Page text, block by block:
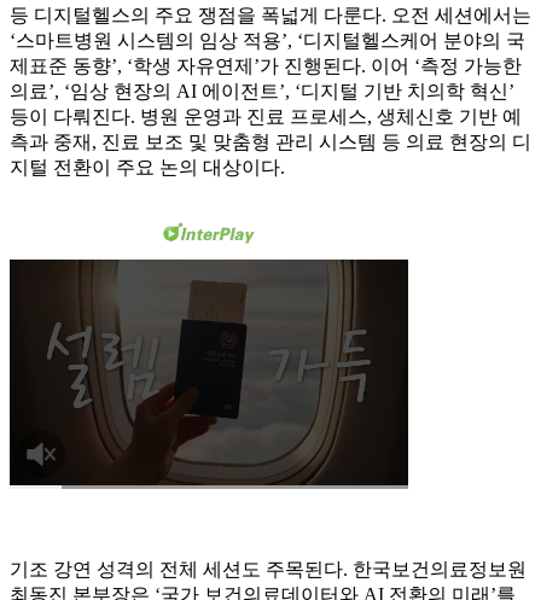
등 디지털헬스의 주요 쟁점을 폭넓게 다룬다. 오전 세션에서는
‘스마트병원 시스템의 임상 적용’, ‘디지털헬스케어 분야의 국
제표준 동향’, ‘학생 자유연제’가 진행된다. 이어 ‘측정 가능한
의료’, ‘임상 현장의 AI 에이전트’, ‘디지털 기반 치의학 혁신’
등이 다뤄진다. 병원 운영과 진료 프로세스, 생체신호 기반 예
측과 중재, 진료 보조 및 맞춤형 관리 시스템 등 의료 현장의 디
지털 전환이 주요 논의 대상이다.
기조 강연 성격의 전체 세션도 주목된다. 한국보건의료정보원
최동진 본부장은 ‘국가 보건의료데이터와 AI 전환의 미래’를